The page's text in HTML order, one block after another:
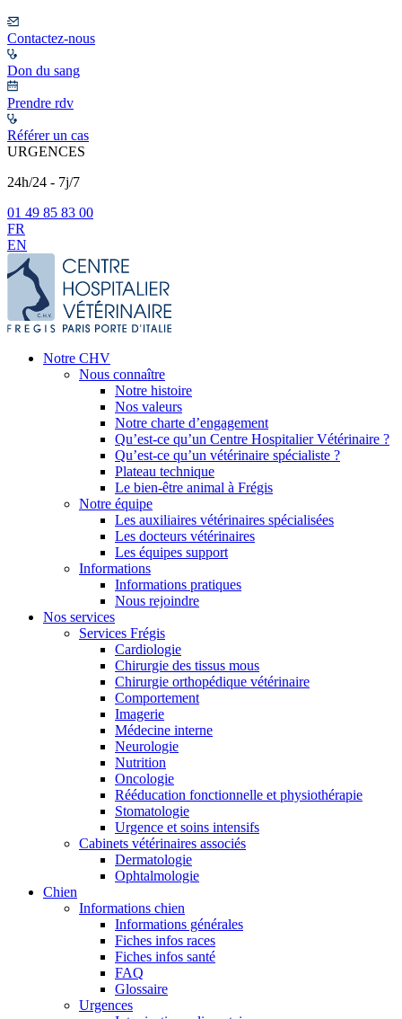
Contactez-nous
Don du sang
Prendre rdv
Référer un cas
URGENCES
24h/24 - 7j/7
01 49 85 83 00
FR
EN
Notre CHV
Nous connaître
Notre histoire
Nos valeurs
Notre charte d’engagement
Qu’est-ce qu’un Centre Hospitalier Vétérinaire ?
Qu’est-ce qu’un vétérinaire spécialiste ?
Plateau technique
Le bien-être animal à Frégis
Notre équipe
Les auxiliaires vétérinaires spécialisées
Les docteurs vétérinaires
Les équipes support
Informations
Informations pratiques
Nous rejoindre
Nos services
Services Frégis
Cardiologie
Chirurgie des tissus mous
Chirurgie orthopédique vétérinaire
Comportement
Imagerie
Médecine interne
Neurologie
Nutrition
Oncologie
Rééducation fonctionnelle et physiothérapie
Stomatologie
Urgence et soins intensifs
Cabinets vétérinaires associés
Dermatologie
Ophtalmologie
Chien
Informations chien
Informations générales
Fiches infos races
Fiches infos santé
FAQ
Glossaire
Urgences